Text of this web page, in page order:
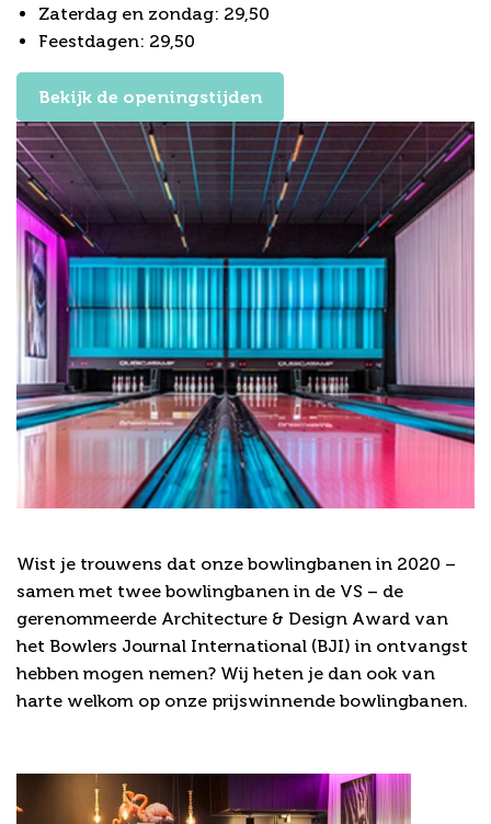
Zaterdag en zondag: 29,50
Feestdagen: 29,50
Bekijk de openingstijden
Wist je trouwens dat onze bowlingbanen in 2020 –
samen met twee bowlingbanen in de VS – de
gerenommeerde Architecture & Design Award van
het Bowlers Journal International (BJI) in ontvangst
hebben mogen nemen? Wij heten je dan ook van
harte welkom op onze prijswinnende bowlingbanen.